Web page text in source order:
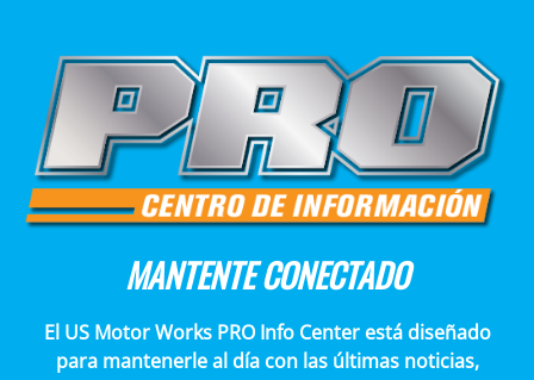
MANTENTE CONECTADO
El US Motor Works PRO Info Center está diseñado
para mantenerle al día con las últimas noticias,